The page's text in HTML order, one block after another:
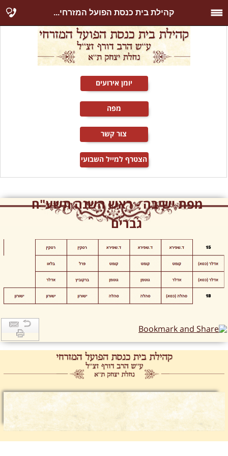
קהילת בית כנסת הפועל המזרחי...
מפה
יומן אירועים
צור קשר
הצטרף למייל השבועי
מפת ישיבה - ראש השנה תשע"ח
גברים